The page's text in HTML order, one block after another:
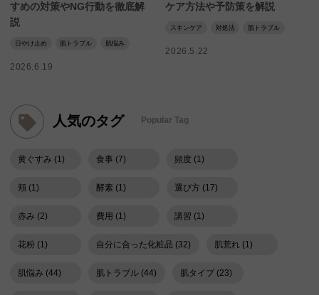
すめの対策やNG行動を徹底解
説
日やけ止め 肌トラブル 肌悩み
2026.6.19
ケア方法や予防策を解説
スキンケア 対処法 肌トラブル
2026.5.22
人気のタグ Popular Tag
黄ぐすみ (1) 食事 (7) 頻度 (1)
頬 (1) 酵素 (1) 選び方 (17)
赤み (2) 費用 (1) 講習 (1)
花粉 (1) 自分に合った化粧品 (32) 肌荒れ (1)
肌悩み (44) 肌トラブル (44) 肌タイプ (23)